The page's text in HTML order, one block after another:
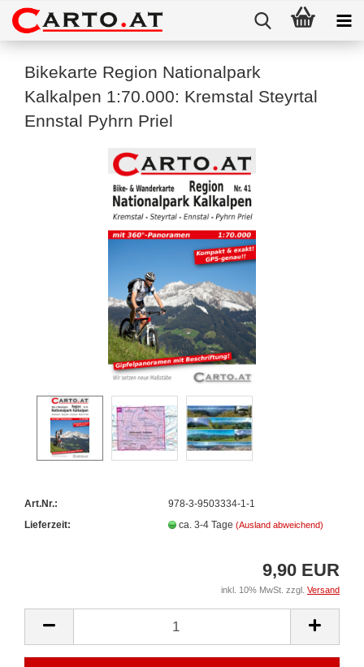
Bikekarte Region Nationalpark
Kalkalpen 1:70.000: Kremstal Steyrtal
Ennstal Pyhrn Priel
Art.Nr.:
978-3-9503334-1-1
Lieferzeit:
ca. 3-4 Tage (Ausland abweichend)
9,90 EUR
inkl. 10% MwSt. zzgl. Versand